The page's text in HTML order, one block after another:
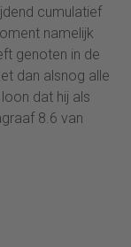
cumulatief
namelijk
genoten in de
dan alsnog alle
dat hij als
8.6 van